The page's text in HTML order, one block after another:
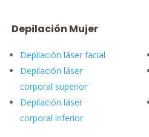
Depilación Mujer
Depilación láser facial
Depilación láser
corporal superior
Depilación láser
corporal inferior